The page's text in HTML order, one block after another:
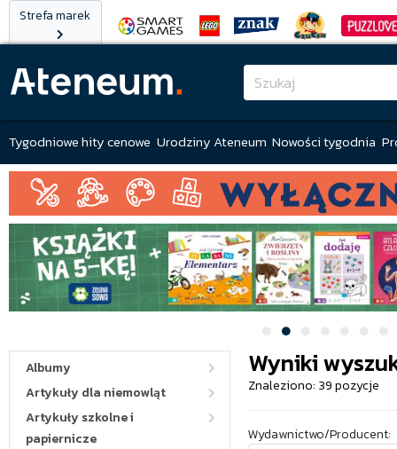
Strefa marek
Tygodniowe hity cenowe Urodziny Ateneum Nowości tygodnia
Albumy
Artykuły dla niemowląt
Artykuły szkolne i
papiernicze
Wyniki
Znaleziono: 39 pozycje
Wydawnictwo/Producent: